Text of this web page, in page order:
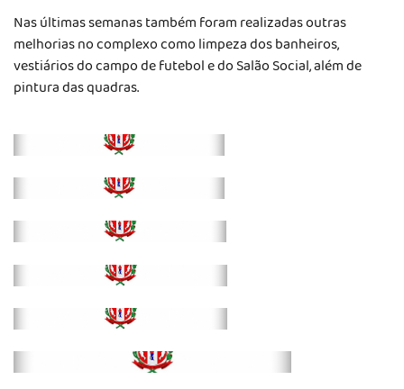
Nas últimas semanas também foram realizadas outras
melhorias no complexo como limpeza dos banheiros,
vestiários do campo de futebol e do Salão Social, além de
pintura das quadras.